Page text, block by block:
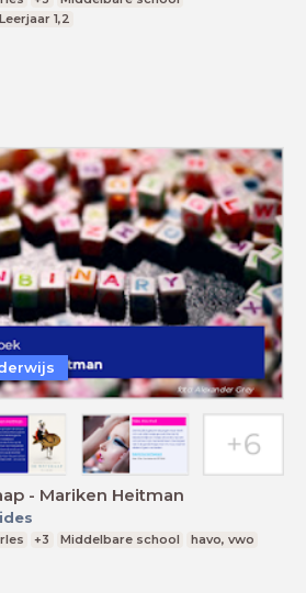
Leerjaar 1,2
- Mariken Heitman
+3 Middelbare school
havo, vwo